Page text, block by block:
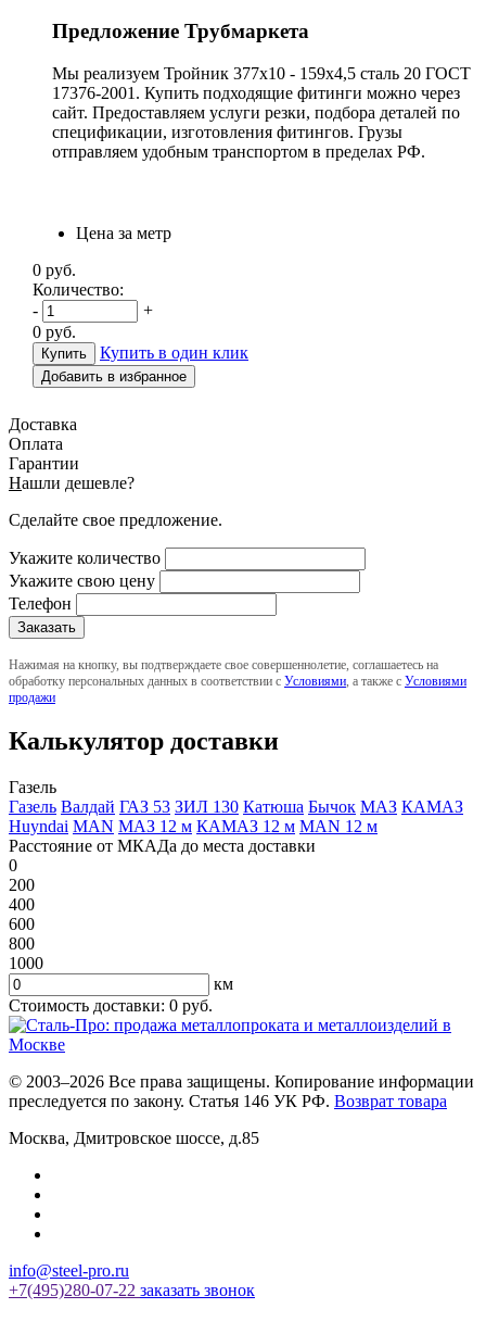
Предложение Трубмаркета
Мы реализуем Тройник 377х10 - 159х4,5 сталь 20 ГОСТ
17376-2001. Купить подходящие фитинги можно через
сайт. Предоставляем услуги резки, подбора деталей по
спецификации, изготовления фитингов. Грузы
отправляем удобным транспортом в пределах РФ.
Цена за метр
0 руб.
Количество:
-
+
0 руб.
Купить в один клик
Добавить в избранное
Доставка
Оплата
Гарантии
Нашли дешевле?
Сделайте свое предложение.
Укажите количество
Укажите свою цену
Телефон
Нажимая на кнопку, вы подтверждаете свое совершеннолетие, соглашаетесь на
обработку персональных данных в соответствии с Условиями , а также с Условиями
продажи
Калькулятор доставки
Газель
Газель Валдай ГАЗ 53 ЗИЛ 130 Катюша Бычок МАЗ КАМАЗ
Huyndai MAN МАЗ 12 м КАМАЗ 12 м MAN 12 м
Расстояние от МКАДа до места доставки
0
200
400
600
800
1000
км
Стоимость доставки: 0 руб.
© 2003–2026 Все права защищены. Копирование информации
преследуется по закону. Статья 146 УК РФ. Возврат товара
Москва, Дмитровское шоссе, д.85
info@steel-pro.ru
+7(495)280-07-22 заказать звонок